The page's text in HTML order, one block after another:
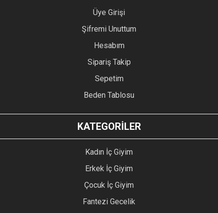
Üye Girişi
Şifremi Unuttum
Hesabım
Sipariş Takip
Sepetim
Beden Tablosu
KATEGORİLER
Kadın İç Giyim
Erkek İç Giyim
Çocuk İç Giyim
Fantezi Gecelik